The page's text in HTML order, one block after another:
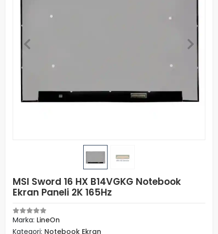
MSI Sword 16 HX B14VGKG Notebook
Ekran Paneli 2K 165Hz
Marka: LineOn
Kategori: Notebook Ekran